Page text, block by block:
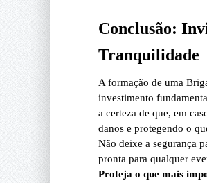
Conclusão:
Tranquilidade
A formação de uma
investimento
a certeza de que, em
danos e protegendo o
Não deixe a segurança
pronta para qualquer
Proteja o que mais